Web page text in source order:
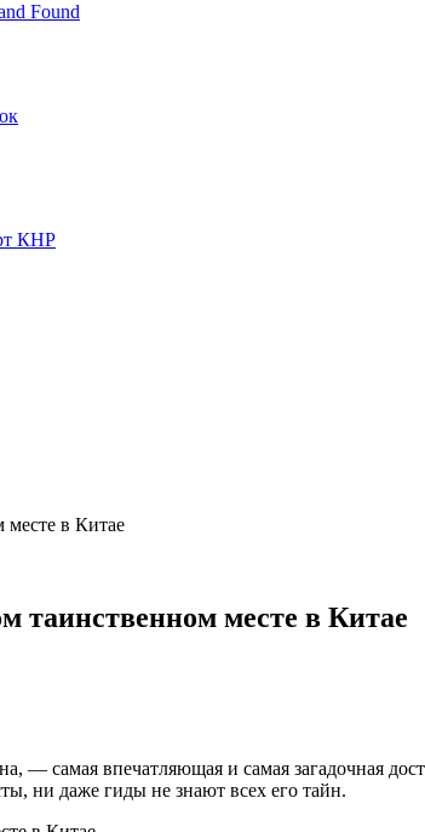
Found
КНР
месте в Китае
таинственном месте в Китае
— самая впечатляющая и самая загадочная
ни даже гиды не знают всех его тайн.